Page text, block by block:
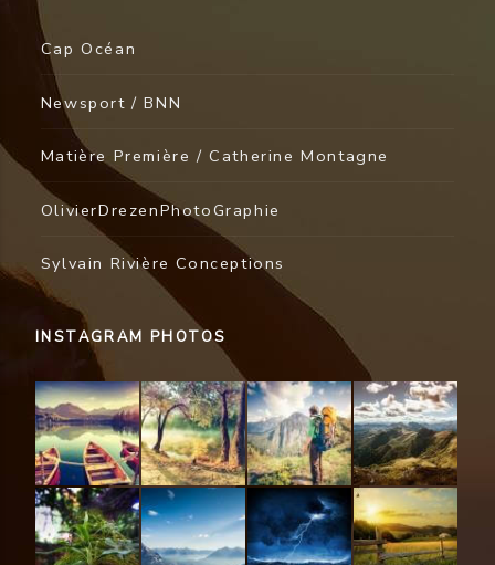
Cap Océan
Newsport / BNN
Matière Première / Catherine Montagne
OlivierDrezenPhotoGraphie
Sylvain Rivière Conceptions
INSTAGRAM PHOTOS